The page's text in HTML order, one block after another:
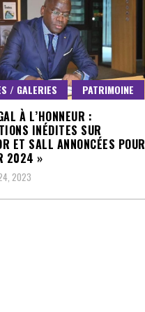
/ GALERIES PATRIMOINE
À L’HONNEUR :
INÉDITES SUR
ET SALL ANNONCÉES POUR
2024 »
2023